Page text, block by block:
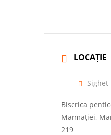
LOCAȚIE
Sighet
Biserica
Marmației,
219